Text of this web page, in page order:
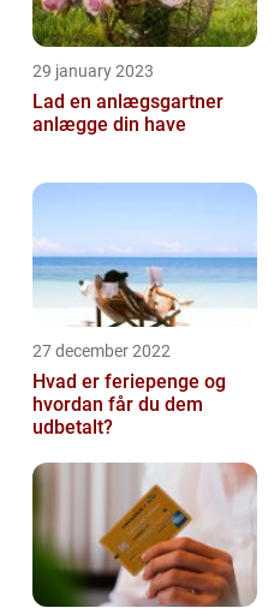
29 january 2023
Lad en anlægsgartner
anlægge din have
27 december 2022
Hvad er feriepenge og
hvordan får du dem
udbetalt?